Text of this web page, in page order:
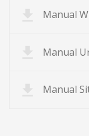
Manual
Manual
Manual